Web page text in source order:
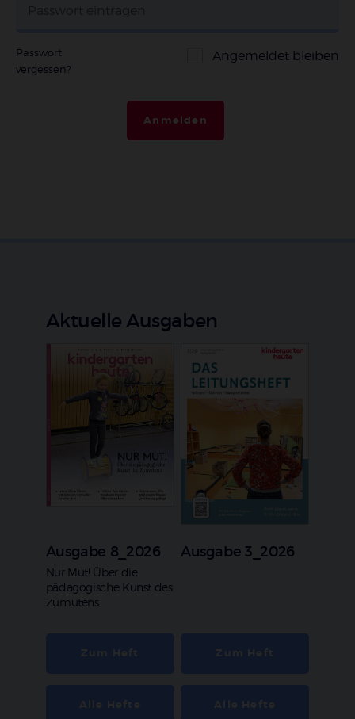
Passwort
vergessen?
Angemeldet bleiben
Anmelden
Aktuelle Ausgaben
Ausgabe 8_2026
:
Nur Mut! Über die
pädagogische Kunst des
Zumutens
Ausgabe 3_2026